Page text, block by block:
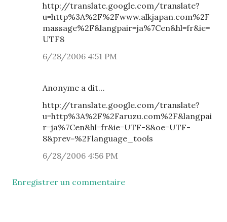
http://translate.google.com/translate?
u=http%3A%2F%2Fwww.alkjapan.com%2F
massage%2F&langpair=ja%7Cen&hl=fr&ie=
UTF8
6/28/2006 4:51 PM
Anonyme a dit…
http://translate.google.com/translate?
u=http%3A%2F%2Faruzu.com%2F&langpai
r=ja%7Cen&hl=fr&ie=UTF-8&oe=UTF-
8&prev=%2Flanguage_tools
6/28/2006 4:56 PM
Enregistrer un commentaire